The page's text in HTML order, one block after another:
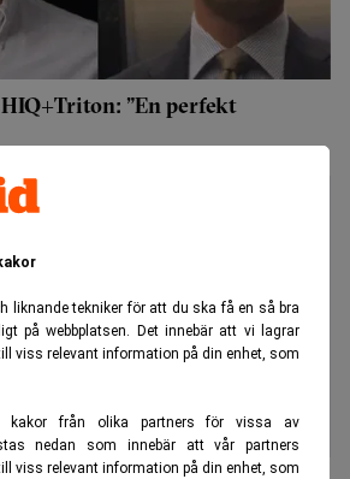
liknande tekniker för att du ska få en så bra
på webbplatsen. Det innebär att vi lagrar
viss relevant information på din enhet, som
kakor från olika partners för vissa av
nedan som innebär att vår partners
viss relevant information på din enhet, som
”En perfekt